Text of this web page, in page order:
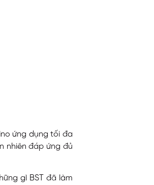
ứng dụng tối đa
nhiên đáp ứng đủ
gì BST đã làm